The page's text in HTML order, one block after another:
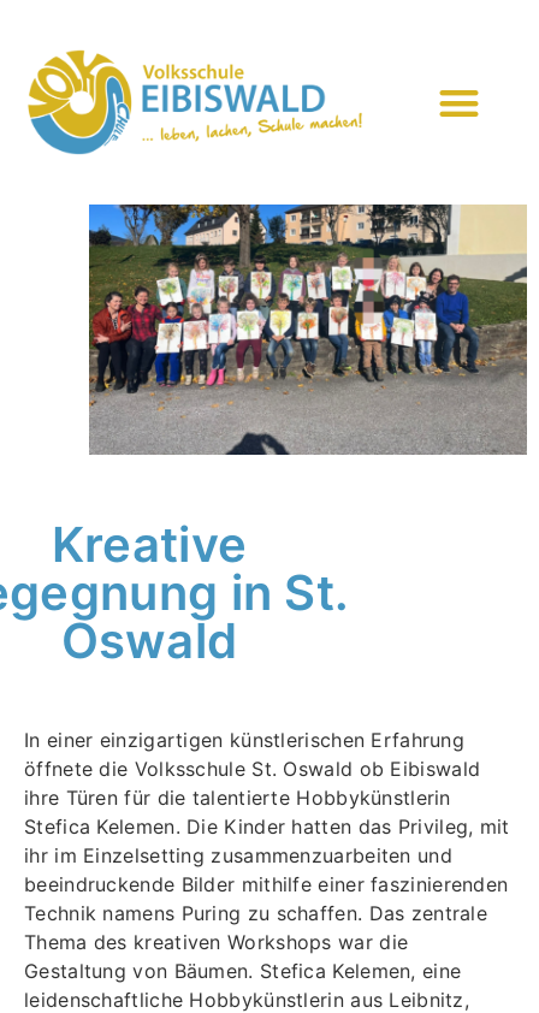
Kreative
in St.
Oswald
In einer einzigartigen künstlerischen Erfahrung
öffnete die Volksschule St. Oswald ob Eibiswald
ihre Türen für die talentierte Hobbykünstlerin
Stefica Kelemen. Die Kinder hatten das Privileg, mit
ihr im Einzelsetting zusammenzuarbeiten und
beeindruckende Bilder mithilfe einer faszinierenden
Technik namens Puring zu schaffen. Das zentrale
Thema des kreativen Workshops war die
Gestaltung von Bäumen. Stefica Kelemen, eine
leidenschaftliche Hobbykünstlerin aus Leibnitz,